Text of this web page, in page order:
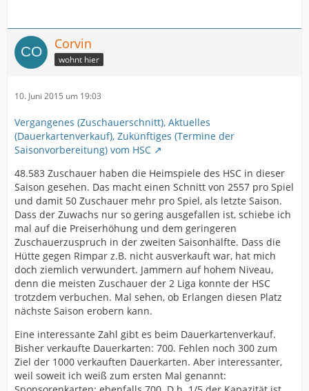
Corvin
wohnt hier
10. Juni 2015 um 19:03
Vergangenes (Zuschauerschnitt), Aktuelles
(Dauerkartenverkauf), Zukünftiges (Termine der
Saisonvorbereitung) vom HSC
48.583 Zuschauer haben die Heimspiele des HSC in dieser
Saison gesehen. Das macht einen Schnitt von 2557 pro Spiel
und damit 50 Zuschauer mehr pro Spiel, als letzte Saison.
Dass der Zuwachs nur so gering ausgefallen ist, schiebe ich
mal auf die Preiserhöhung und dem geringeren
Zuschauerzuspruch in der zweiten Saisonhälfte. Dass die
Hütte gegen Rimpar z.B. nicht ausverkauft war, hat mich
doch ziemlich verwundert. Jammern auf hohem Niveau,
denn die meisten Zuschauer der 2 Liga konnte der HSC
trotzdem verbuchen. Mal sehen, ob Erlangen diesen Platz
nächste Saison erobern kann.
Eine interessante Zahl gibt es beim Dauerkartenverkauf.
Bisher verkaufte Dauerkarten: 700. Fehlen noch 300 zum
Ziel der 1000 verkauften Dauerkarten. Aber interessanter,
weil soweit ich weiß zum ersten Mal genannt: